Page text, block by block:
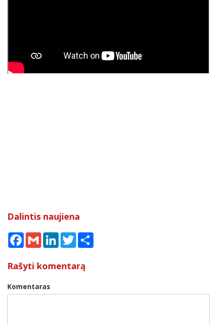
Dalintis naujiena
Facebook
Gmail LinkedInTwitter
Rašyti komentarą
Komentaras